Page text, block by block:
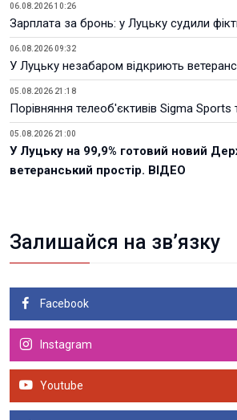
06.08.2026 10:26
Зарплата за бронь: у Луцьку судили
06.08.2026 09:32
У Луцьку незабаром відкриють
05.08.2026 21:18
Порівняння телеоб'єктивів Sigma
05.08.2026 21:00
У Луцьку на 99,9% готовий новий
ветеранський простір. ВІДЕО
Залишайся на зв’язку
Facebook
Instagram
Youtube